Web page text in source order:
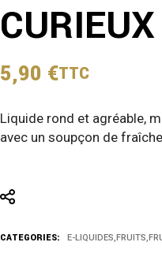
CURIEUX
5,90 €TTC
Liquide rond et agréable,
avec un soupçon de
CATEGORIES: E-LIQUIDES,FRUITS,